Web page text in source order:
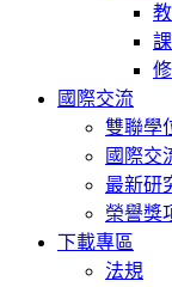
國際交流
雙聯學
國際交
最新研
榮譽獎
下載專區
法規